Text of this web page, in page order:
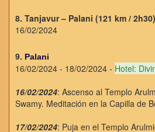
8. Tanjavur – Palani (121 km / 2h30)
16/02/2024
9. Palani
16/02/2024 - 18/02/2024 - Hotel:
16/02/2024: Ascenso al Templo
Swamy. Meditación en la Capilla de
17/02/2024: Puja en el Templo